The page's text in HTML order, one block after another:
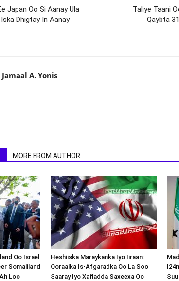
Japan Oo Si Aanay Ula
Dhigtay In Aanay
Taliye Taani
Qaybta
Jamaal A. Yonis
MORE FROM AUTHOR
Oo Israel
Somaliland
Loo
Heshiiska Maraykanka Iyo Iiraan:
Qoraalka Is-Afgaradka Oo La Soo
Saaray Iyo Xafladda Saxeexa Oo